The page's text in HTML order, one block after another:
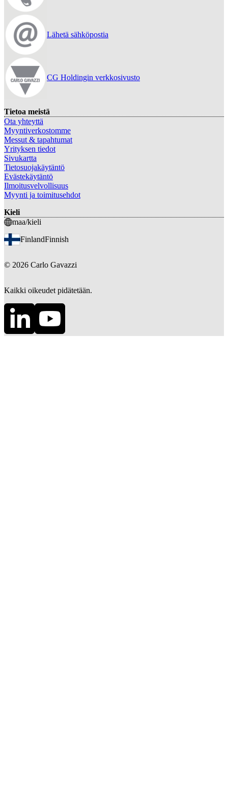
Lähetä sähköpostia
CG Holdingin verkkosivusto
Tietoa meistä
Ota yhteyttä
Myyntiverkostomme
Messut & tapahtumat
Yrityksen tiedot
Sivukartta
Tietosuojakäytäntö
Evästekäytäntö
Ilmoitusvelvollisuus
Myynti ja toimitusehdot
Kieli
maa/kieli
FinlandFinnish
© 2026 Carlo Gavazzi
Kaikki oikeudet pidätetään.